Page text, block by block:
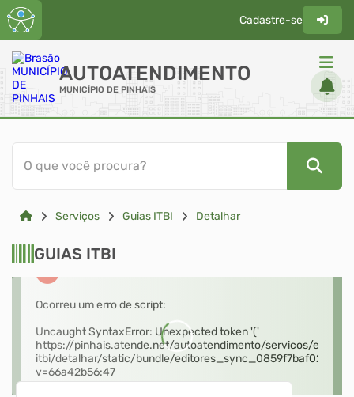
Cadastre-se
AUTOATENDIMENTO
MUNICÍPIO DE PINHAIS
ACESSO RÁPIDO
Acessibilidade
Diário Oficial
Transparência
O que você procura?
Serviços Guias ITBI Detalhar
GUIAS ITBI